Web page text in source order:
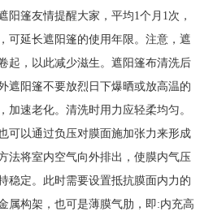
阳篷友情提醒大家，平均1个月1次，
可延长遮阳篷的使用年限。注意，遮
起，以此减少滋生。遮阳篷布清洗后
遮阳篷不要放烈日下爆晒或放高温的
加速老化。清洗时用力应轻柔均匀。
可以通过负压对膜面施加张力来形成
法将室内空气向外排出，使膜内气压
稳定。此时需要设置抵抗膜面内力的
属构架，也可是薄膜气肋，即:内充高